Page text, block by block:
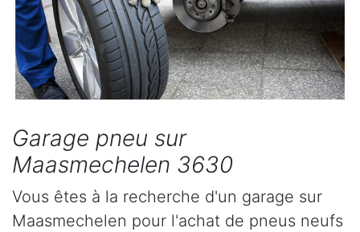
Garage pneu sur
Maasmechelen 3630
Vous êtes à la recherche d'un garage sur
Maasmechelen pour l'achat de pneus neufs